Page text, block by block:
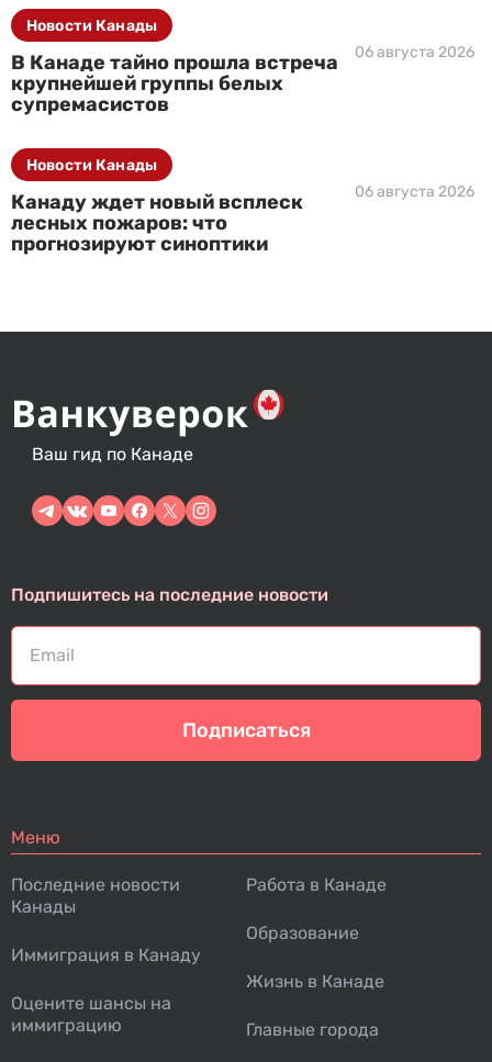
В Канаде тайно прошла встреча
крупнейшей группы белых
супремасистов
06 августа 2026
Новости Канады
Канаду ждет новый всплеск
лесных пожаров: что
прогнозируют синоптики
06 августа 2026
Новости Канады
Ваш гид по Канаде
Подпишитесь на последние новости
Подписаться
Меню
Последние новости
Канады
Иммиграция в Канаду
Оцените шансы на
иммиграцию
Работа в Канаде
Образование
Жизнь в Канаде
Главные города